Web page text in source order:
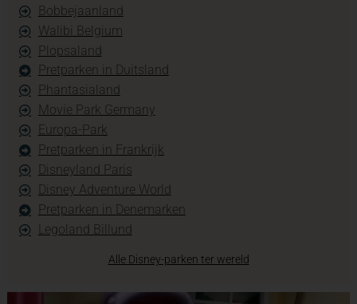
Bobbejaanland
Walibi Belgium
Plopsaland
Pretparken in Duitsland
Phantasialand
Movie Park Germany
Europa-Park
Pretparken in Frankrijk
Disneyland Paris
Disney Adventure World
Pretparken in Denemarken
Legoland Billund
Alle Disney-parken ter wereld